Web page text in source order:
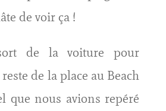
de voir ça !
de la voiture pour
de la place au Beach
que nous avions repéré